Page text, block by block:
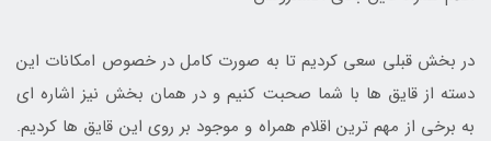
در بخش قبلی سعی کردیم تا به صورت کامل در خصوص امکانات این
دسته از قایق ها با شما صحبت کنیم و در همان بخش نیز اشاره ای
به برخی از مهم ترین اقلام همراه و موجود بر روی این قایق ها کردیم.